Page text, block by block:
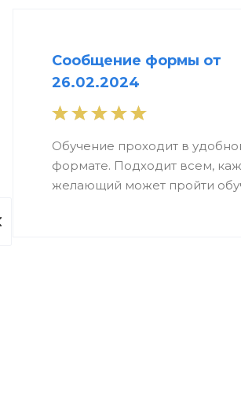
Сообщение формы от
26.02.2024
Обучение проходит в
формате. Подходит всем,
желающий может пройти